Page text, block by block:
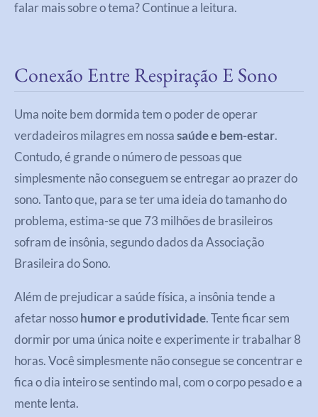
falar mais sobre o tema? Continue a leitura.
Conexão Entre Respiração E Sono
Uma noite bem dormida tem o poder de operar
verdadeiros milagres em nossasaúde e bem-estar.
Contudo, é grande o número de pessoas que
simplesmente não conseguem se entregar ao prazer do
sono. Tanto que, para se ter uma ideia do tamanho do
problema, estima-se que 73 milhões de brasileiros
sofram de insônia, segundo dados da Associação
Brasileira do Sono.
Além de prejudicar a saúde física, a insônia tende a
afetar nossohumor e produtividade. Tente ficar sem
dormir por uma única noite e experimente ir trabalhar 8
horas. Você simplesmente não consegue se concentrar e
fica o dia inteiro se sentindo mal, com o corpo pesado e a
mente lenta.